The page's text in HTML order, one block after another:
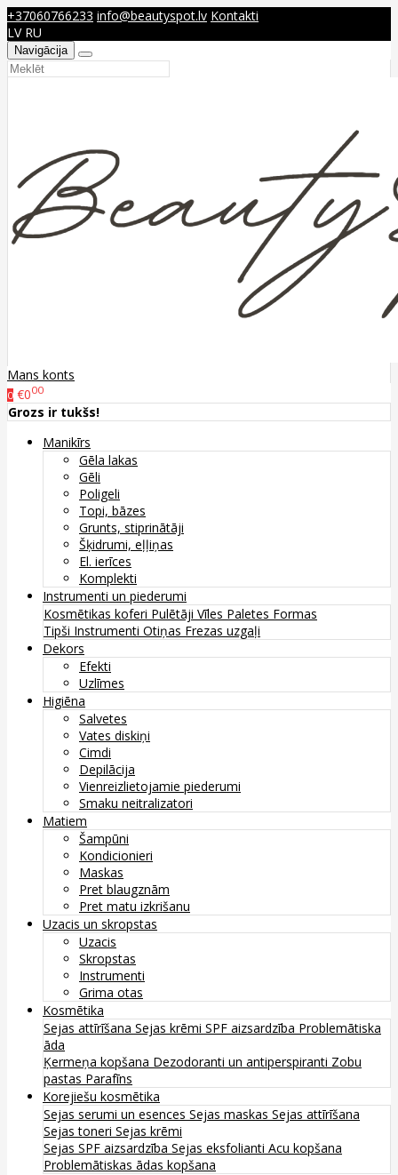
+37060766233 info@beautyspot.lv Kontakti
LV RU
Navigācija
Mans konts
0 €000
Grozs ir tukšs!
Manikīrs
Gēla lakas
Gēli
Poligeli
Topi, bāzes
Grunts, stiprinātāji
Šķidrumi, eļļiņas
El. ierīces
Komplekti
Instrumenti un piederumi
Kosmētikas koferi Pulētāji Vīles Paletes Formas
Tipši Instrumenti Otiņas Frezas uzgaļi
Dekors
Efekti
Uzlīmes
Higiēna
Salvetes
Vates diskiņi
Cimdi
Depilācija
Vienreizlietojamie piederumi
Smaku neitralizatori
Matiem
Šampūni
Kondicionieri
Maskas
Pret blaugznām
Pret matu izkrišanu
Uzacis un skropstas
Uzacis
Skropstas
Instrumenti
Grima otas
Kosmētika
Sejas attīrīšana Sejas krēmi SPF aizsardzība Problemātiska
āda
Ķermeņa kopšana Dezodoranti un antiperspiranti Zobu
pastas Parafīns
Korejiešu kosmētika
Sejas serumi un esences Sejas maskas Sejas attīrīšana
Sejas toneri Sejas krēmi
Sejas SPF aizsardzība Sejas eksfolianti Acu kopšana
Problemātiskas ādas kopšana